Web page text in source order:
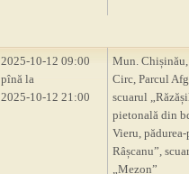
2025-10-12 09:00
pînă la
2025-10-12 21:00
Mun.
Circ, Parcul
scuarul
pietonală din
Vieru, pădurea-
Râșcanu”,
„Mezon”